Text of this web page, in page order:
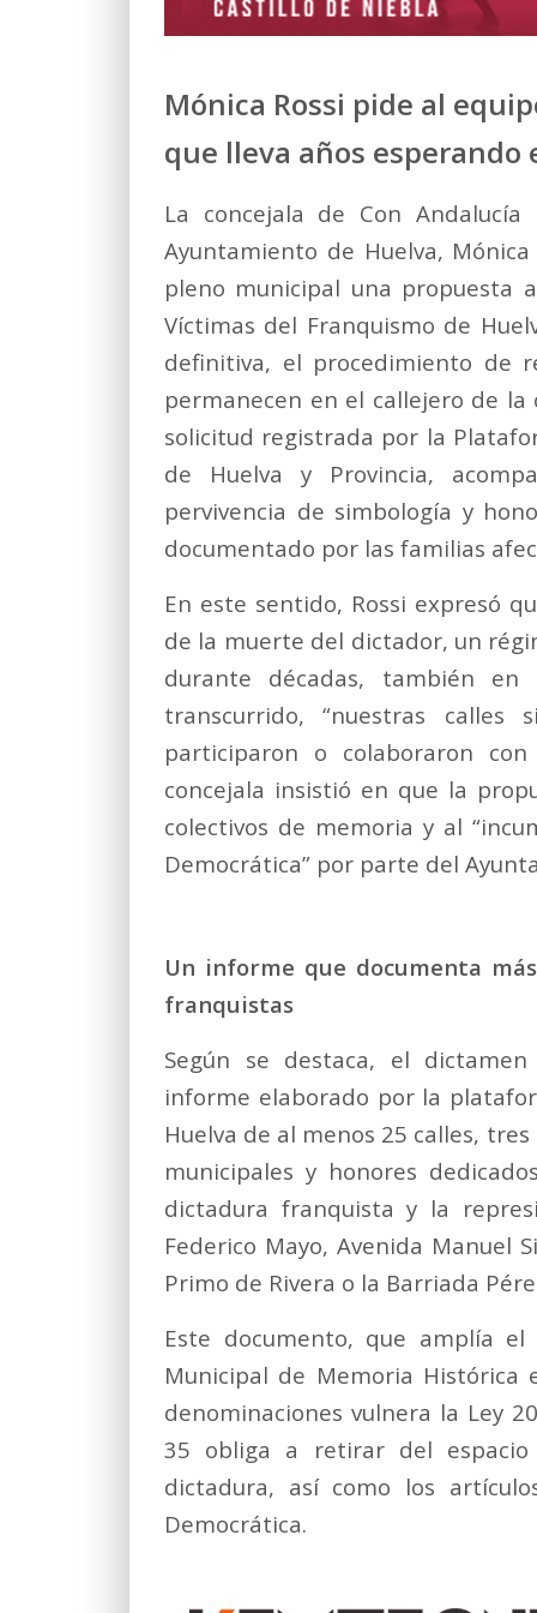
Mónica Rossi pide al
que lleva años esperando
La concejala de Con
Ayuntamiento de Huelva,
pleno municipal una propuesta
Víctimas del Franquismo de
definitiva, el procedimiento de
permanecen en el callejero de
solicitud registrada por la
de Huelva y Provincia,
pervivencia de simbología y
documentado por las familias
En este sentido, Rossi expresó
de la muerte del dictador, un
durante décadas, también en
transcurrido, “nuestras calles
participaron o colaboraron
concejala insistió en que la
colectivos de memoria y al
Democrática” por parte del
Un informe que documenta
franquistas
Según se destaca, el
informe elaborado por la
Huelva de al menos 25 calles,
municipales y honores
dictadura franquista y la
Federico Mayo, Avenida Manuel
Primo de Rivera o la Barriada
Este documento, que amplía
Municipal de Memoria Histórica
denominaciones vulnera la Ley
35 obliga a retirar del espacio
dictadura, así como los
Democrática.